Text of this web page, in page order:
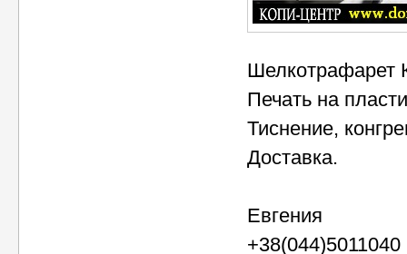
Шелкотрафарет
Печать на
Тиснение,
Доставка.
Евгения
+38(044)5011040